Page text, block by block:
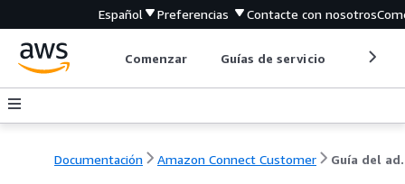
Español Preferencias Contacte con nosotros
Comenzar Guías de servicio
Documentación Amazon Connect Customer